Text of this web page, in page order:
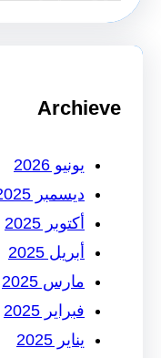
Archieve
يونيو 2026
ديسمبر 2025
أكتوبر 2025
أبريل 2025
مارس 2025
فبراير 2025
يناير 2025